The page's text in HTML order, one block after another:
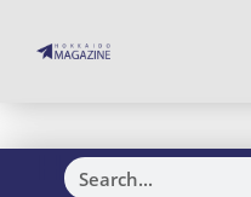
H